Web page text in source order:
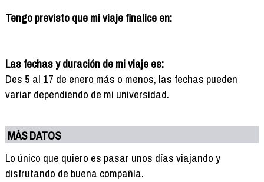
Tengo previsto que mi viaje finalice en:
Las fechas y duración de mi viaje es:
Des 5 al 17 de enero más o menos, las fechas pueden
variar dependiendo de mi universidad.
MÁS DATOS
Lo único que quiero es pasar unos días viajando y
disfrutando de buena compañía.